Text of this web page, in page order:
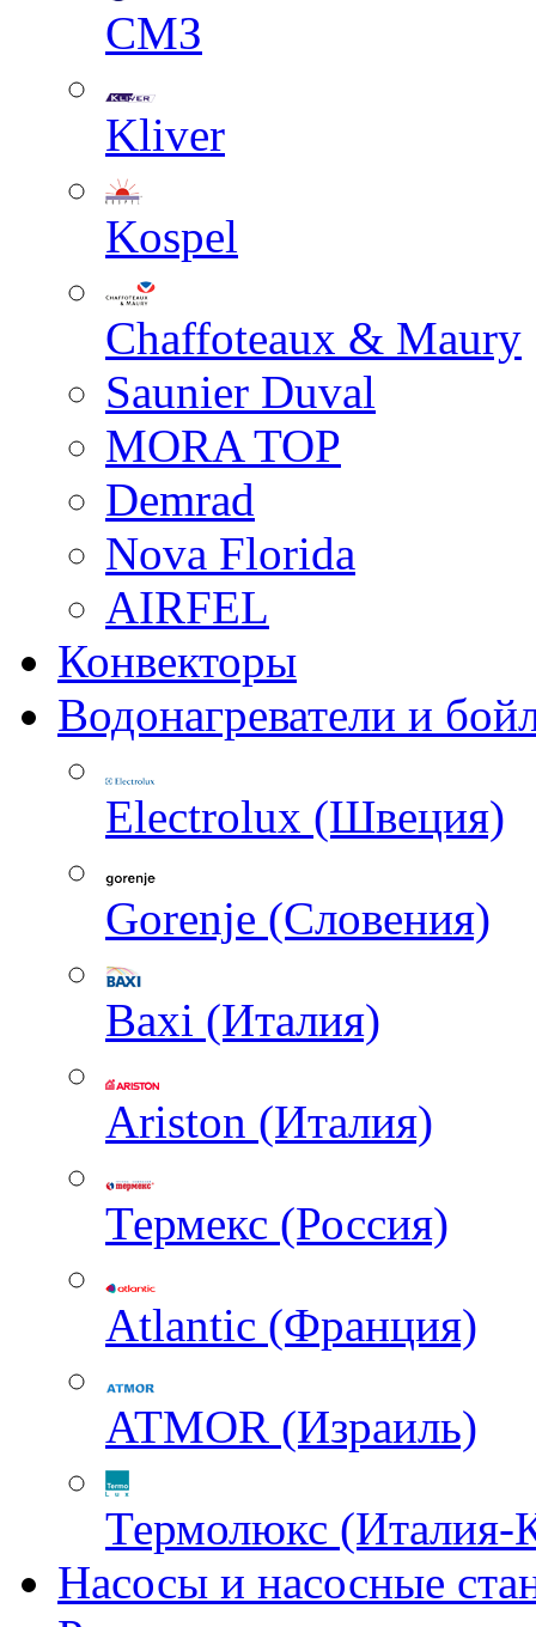
СМЗ
Kliver
Kospel
Chaffoteaux & Maury
Saunier Duval
MORA TOP
Demrad
Nova Florida
AIRFEL
Конвекторы
Водонагреватели и
Electrolux (Швеция)
Gorenje (Словения)
Baxi (Италия)
Ariston (Италия)
Термекс (Россия)
Atlantic (Франция)
ATMOR (Израиль)
Термолюкс (Италия-
Насосы и насосные